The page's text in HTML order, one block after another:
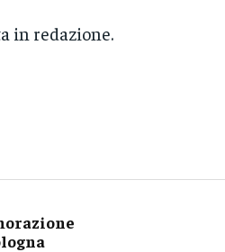
in redazione.